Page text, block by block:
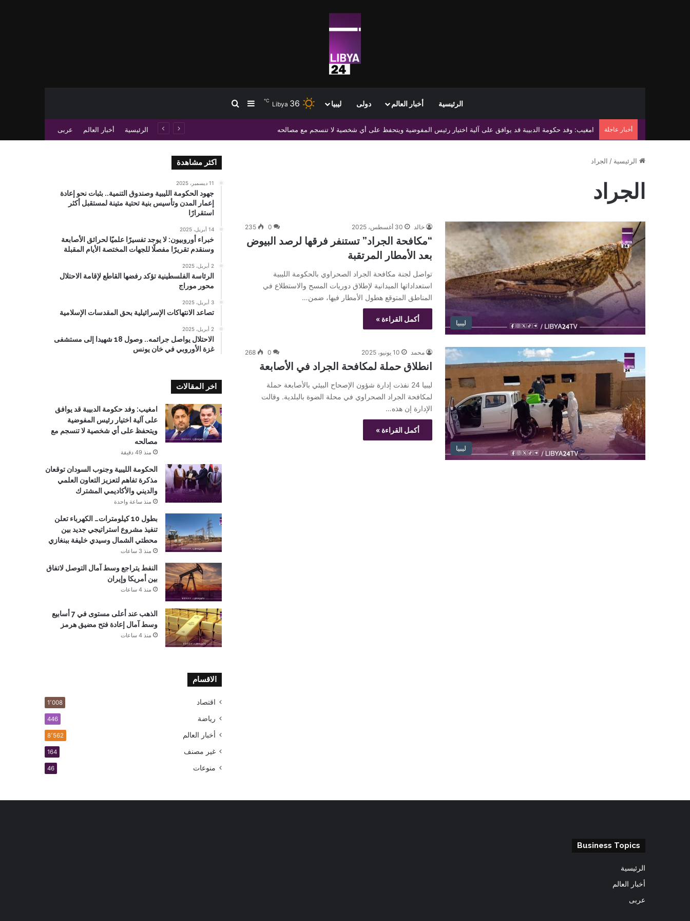
الرئيسية أخبار العالم دولى ليبيا Libya 36
℃ إضافة عمود جانبي
أخبار عاجلة امغيب: وفد حكومة الدبيبة قد يوافق على آلية اختيار رئيس المفوضية ويتحفظ على أي شخصية لا تنسجم مع مصالحه الرئيسية أخبار العالم عربى
الرئيسية / الجراد
الجراد
ليبيا
خالد 30 أغسطس، 2025 0
235
“مكافحة الجراد” تستنفر فرقها لرصد البيوض
بعد الأمطار المرتقبة
تواصل لجنة مكافحة الجراد الصحراوي بالحكومة الليبية
استعداداتها الميدانية لإطلاق دوريات المسح والاستطلاع في
المناطق المتوقع هطول الأمطار فيها، ضمن…
أكمل القراءة »
ليبيا
محمد 10 يونيو، 2025 0
268
انطلاق حملة لمكافحة الجراد في الأصابعة
ليبيا 24 نفذت إدارة شؤون الإصحاح البيئي بالأصابعة حملة
لمكافحة الجراد الصحراوي في محلة الضوة بالبلدية. وقالت
الإدارة إن هذه…
أكمل القراءة »
اكثر مشاهدة
11 ديسمبر، 2025
جهود الحكومة الليبية وصندوق التنمية.. بثبات نحو إعادة
إعمار المدن وتأسيس بنية تحتية متينة لمستقبل أكثر
استقرارًا
14 أبريل، 2025
خبراء أوروبيون: لا يوجد تفسيرًا علميًا لحرائق الأصابعة
وسنقدم تقريرًا مفصلًا للجهات المختصة الأيام المقبلة
2 أبريل، 2025
الرئاسة الفلسطينية تؤكد رفضها القاطع لإقامة الاحتلال
محور موراج
3 أبريل، 2025
تصاعد الانتهاكات الإسرائيلية بحق المقدسات الإسلامية
2 أبريل، 2025
الاحتلال يواصل جرائمه.. وصول 18 شهيدا إلى مستشفى
غزة الأوروبي في خان يونس
اخر المقالات
امغيب: وفد حكومة الدبيبة قد يوافق
على آلية اختيار رئيس المفوضية
ويتحفظ على أي شخصية لا تنسجم مع
مصالحه
منذ 49 دقيقة
الحكومة الليبية وجنوب السودان توقعان
مذكرة تفاهم لتعزيز التعاون العلمي
والديني والأكاديمي المشترك
منذ ساعة واحدة
بطول 10 كيلومترات… الكهرباء تعلن
تنفيذ مشروع استراتيجي جديد بين
محطتي الشمال وسيدي خليفة ببنغازي
منذ 3 ساعات
النفط يتراجع وسط آمال التوصل لاتفاق
بين أمريكا وإيران
منذ 4 ساعات
الذهب عند أعلى مستوى في 7 أسابيع
وسط آمال إعادة فتح مضيق هرمز
منذ 4 ساعات
الاقسام
اقتصاد 1٬008
رياضة 446
أخبار العالم 8٬562
غير مصنف 164
منوعات 46
Business Topics
الرئيسية
أخبار العالم
عربى